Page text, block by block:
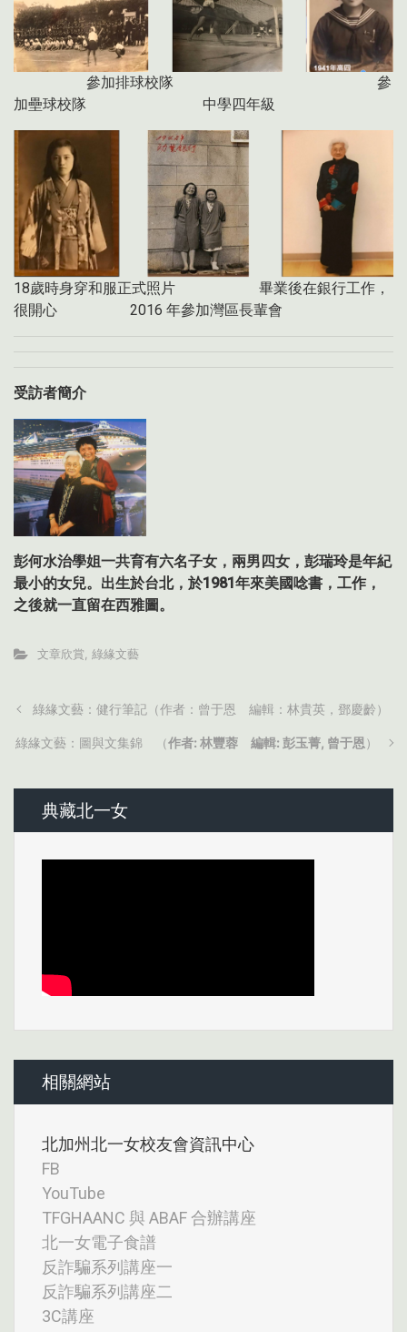
參加排球校隊 參
加壘球校隊 中學四年級
18歲時身穿和服正式照片 畢業後在銀行工作，
很開心 2016 年參加灣區長輩會
受訪者簡介
彭何水治學姐一共育有六名子女，兩男四女，彭瑞玲是年紀
最小的女兒。出生於台北，於1981年來美國唸書，工作，
之後就一直留在西雅圖。
文章欣賞 綠緣文藝
綠緣文藝：健行筆記（作者：曾于恩 編輯：林貴英，鄧慶齡）
綠緣文藝：圖與文集錦 （作者: 林豐蓉 編輯: 彭玉菁, 曾于恩）
典藏北一女
相關網站
北加州北一女校友會資訊中心
FB
YouTube
TFGHAANC 與 ABAF 合辦講座
北一女電子食譜
反詐騙系列講座一
反詐騙系列講座二
3C講座